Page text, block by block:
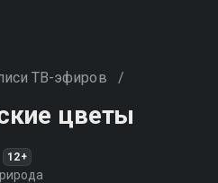
ТВ-эфиров /
цветы
12+